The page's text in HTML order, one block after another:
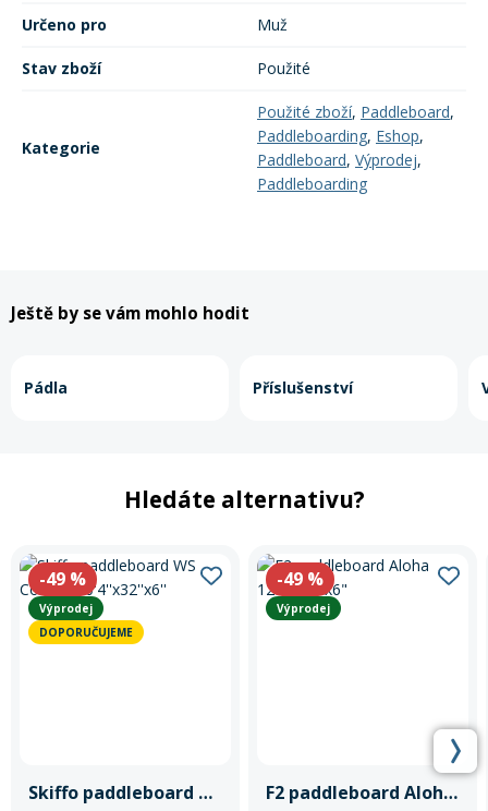
Určeno pro Muž
Stav zboží Použité
Kategorie
Použité zboží, Paddleboard,
Paddleboarding, Eshop,
Paddleboard, Výprodej,
Paddleboarding
Ještě by se vám mohlo hodit
Pádla Příslušenství
Hledáte alternativu?
-49 %
Výprodej
DOPORUČUJEME
Skiffo paddleboard WS Combo 10'4''x32''x6''
-49 %
Výprodej
F2 paddleboard Aloha 12'2"x33"x6"